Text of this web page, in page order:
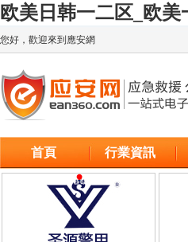
欧美日韩一二区_欧
您好，歡迎來到應安網
首頁 行業資訊